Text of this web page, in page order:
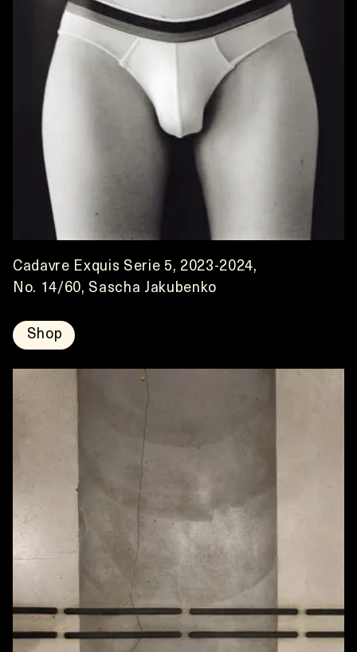
Cadavre Exquis Serie 5, 2023-2024,
No. 14/60, Sascha Jakubenko
Shop